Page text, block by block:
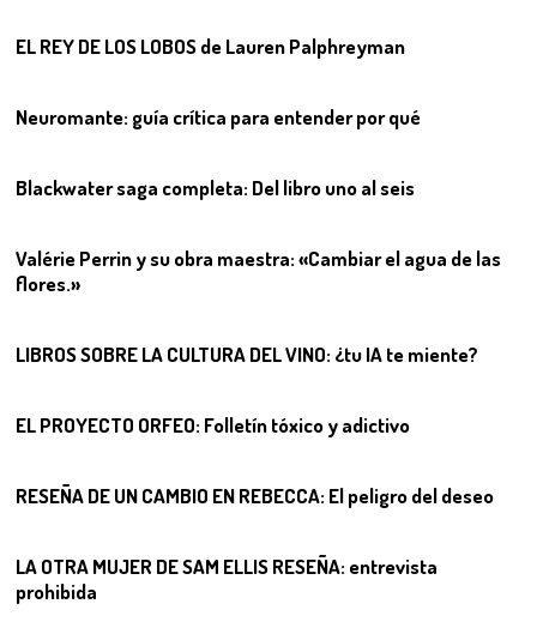
EL REY DE LOS LOBOS de Lauren Palphreyman
Neuromante: guía crítica para entender por qué
Blackwater saga completa: Del libro uno al seis
Valérie Perrin y su obra maestra: «Cambiar el agua de las
flores.»
LIBROS SOBRE LA CULTURA DEL VINO: ¿tu IA te miente?07
EL PROYECTO ORFEO: Folletín tóxico y adictivo
RESEÑA DE UN CAMBIO EN REBECCA: El peligro del deseo
09
LA OTRA MUJER DE SAM ELLIS RESEÑA: entrevista
prohibida